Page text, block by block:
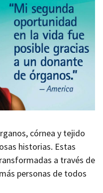
córnea y tejido
historias. Estas
a través de
personas de todos